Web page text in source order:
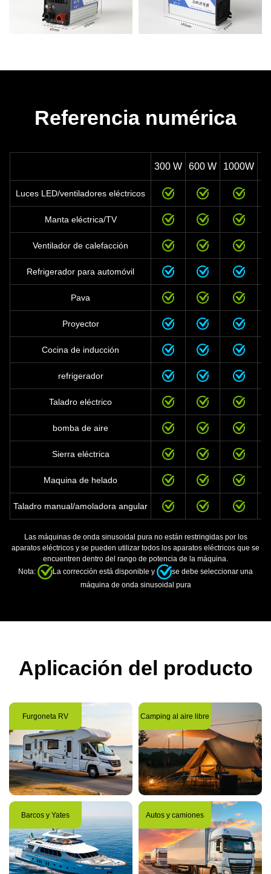
Referencia numérica
300 W 600 W 1000W
Luces LED/ventiladores eléctricos
Manta eléctrica/TV
Ventilador de calefacción
Refrigerador para automóvil
Pava
Proyector
Cocina de inducción
refrigerador
Taladro eléctrico
bomba de aire
Sierra eléctrica
Maquina de helado
Taladro manual/amoladora angular
Las máquinas de onda sinusoidal pura no están restringidas por los
aparatos eléctricos y se pueden utilizar todos los aparatos eléctricos que se
encuentren dentro del rango de potencia de la máquina.
Nota:
La corrección está disponible y
se debe seleccionar una
máquina de onda sinusoidal pura
Aplicación del producto
Furgoneta RV Camping al aire libre
Barcos y Yates Autos y camiones